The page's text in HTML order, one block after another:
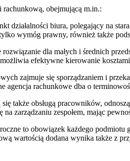
obejmującą m.in.:
działalności biura, polegający na
wymóg prawny, również także
rozwiązanie dla małych i średnich
efektywne kierowanie
zajmuje się sporządzaniem i
agencja rachunkowe dba o
także obsługą pracowników,
zarządzaniu zespołem, mając
to obowiązek każdego podmiotu
wartością dodana wynika także z